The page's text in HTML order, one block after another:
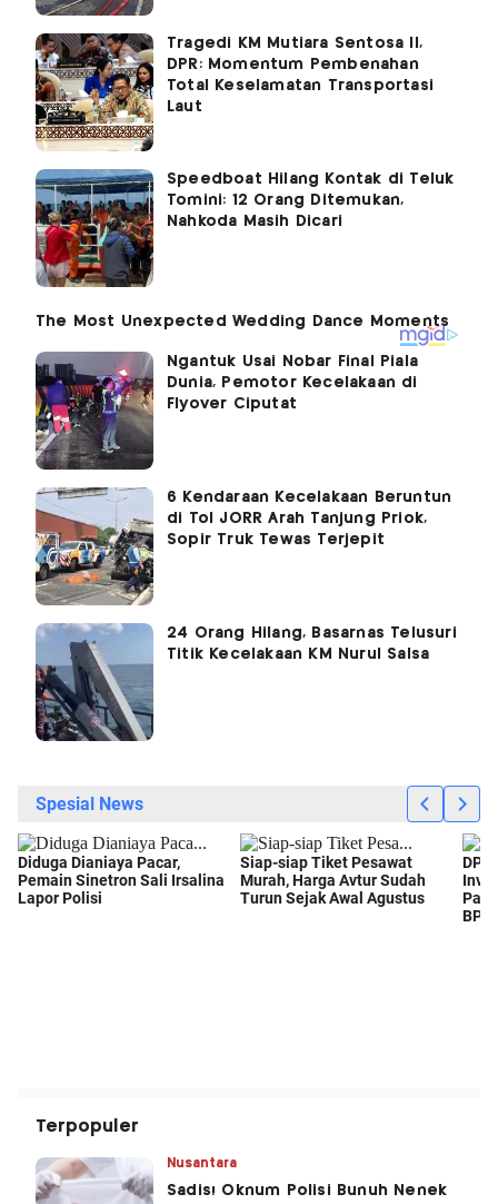
Tragedi KM Mutiara Sentosa II,
DPR: Momentum Pembenahan
Total Keselamatan Transportasi
Laut
Speedboat Hilang Kontak di Teluk
Tomini: 12 Orang Ditemukan,
Nahkoda Masih Dicari
Ngantuk Usai Nobar Final Piala
Dunia, Pemotor Kecelakaan di
Flyover Ciputat
6 Kendaraan Kecelakaan Beruntun
di Tol JORR Arah Tanjung Priok,
Sopir Truk Tewas Terjepit
24 Orang Hilang, Basarnas Telusuri
Titik Kecelakaan KM Nurul Salsa
Terpopuler
Nusantara
Sadis! Oknum Polisi Bunuh Nenek